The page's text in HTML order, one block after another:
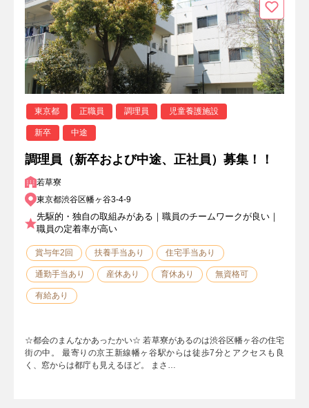
東京都 正職員 調理員 児童養護施設
新卒 中途
調理員（新卒および中途、正社員）募集！！
若草寮
東京都渋谷区幡ヶ谷3-4-9
先駆的・独自の取組みがある｜職員のチームワークが良い｜
職員の定着率が高い
賞与年2回 扶養手当あり 住宅手当あり
通勤手当あり 産休あり 育休あり 無資格可
有給あり
☆都会のまんなかあったかい☆ 若草寮があるのは渋谷区幡ヶ谷の住宅
街の中。 最寄りの京王新線幡ヶ谷駅からは徒歩7分とアクセスも良
く、窓からは都庁も見えるほど。 まさ…